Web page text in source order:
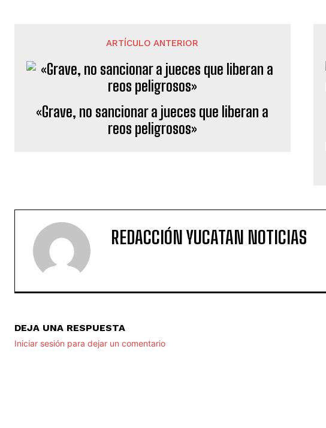
ARTÍCULO ANTERIOR
«Grave, no sancionar a jueces que liberan a
reos peligrosos»
REDACCIÓN YUCATAN NOTICIAS
DEJA UNA RESPUESTA
Iniciar sesión para dejar un comentario